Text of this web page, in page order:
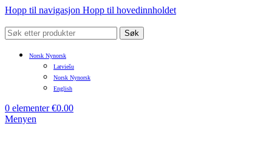
Hopp til navigasjon Hopp til hovedinnholdet
Søk
Norsk Nynorsk
Latviešu
Norsk Nynorsk
English
0 elementer €0.00
Menyen